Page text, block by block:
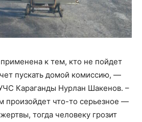
к тем, кто не пойдет
пускать домой комиссию, —
Караганды Нурлан Шакенов. –
произойдет что-то серьезное —
тогда человеку грозит